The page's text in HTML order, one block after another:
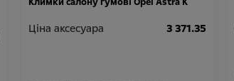
Ціна аксесуара 3 371.35